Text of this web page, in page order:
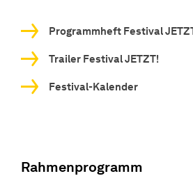
Programmheft Festival
Trailer Festival JETZT!
Festival-Kalender
Rahmenprogramm